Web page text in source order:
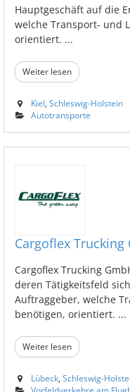
Hauptgeschäft auf die
welche Transport- und
orientiert. ...
Weiter lesen
Kiel Schleswig-Holstein
Autotransporte
Cargoflex Trucking
Cargoflex Trucking
deren Tätigkeitsfeld
Auftraggeber, welche
benötigen, orientiert. ...
Weiter lesen
Lübeck Schleswig-